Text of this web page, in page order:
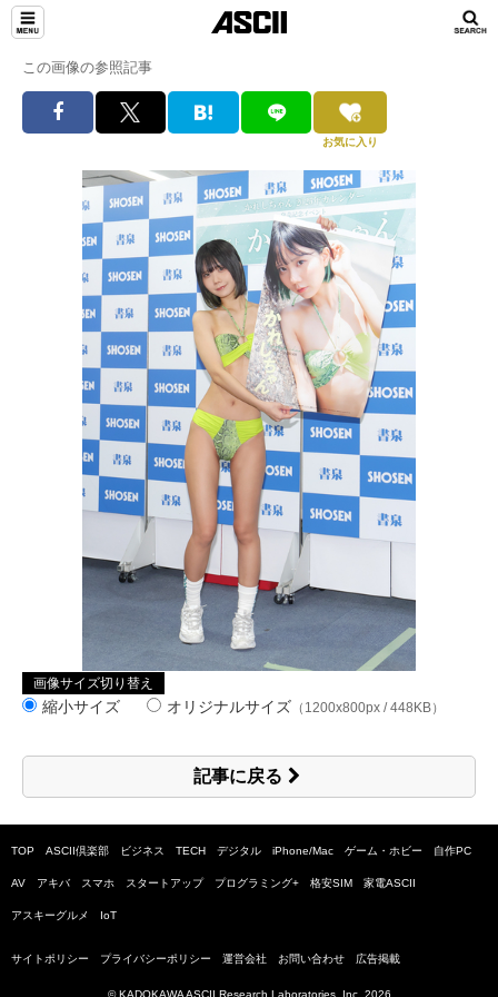
この画像の参照記事
お気に入り
画像サイズ切り替え
縮小サイズ オリジナルサイズ （1200x800px / 448KB）
記事に戻る
TOP ASCII倶楽部 ビジネス TECH デジタル iPhone/Mac ゲーム・ホビー 自作PC
AV アキバ スマホ スタートアップ プログラミング+ 格安SIM 家電ASCII
アスキーグルメ IoT
サイトポリシー プライバシーポリシー 運営会社 お問い合わせ 広告掲載
© KADOKAWA ASCII Research Laboratories, Inc. 2026